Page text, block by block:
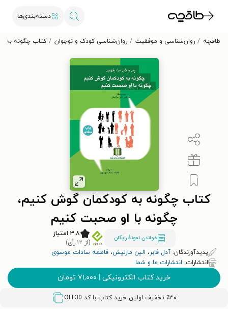
دسته‌بندی‌ها
طاقچه روان‌شناسی و موفقیت روان‌شناسی کودک و نوجوان کتاب چگونه به
کتاب چگونه به کودکمان گوش کنیم،
چگونه با او صحبت کنیم
خواندن نمونۀ رایگان
۳.۸ امتیاز
(از ۱۲ رأی)
پدیدآورندگان: آدل فابر، الین مازلیش، فاطمه سادات موسوی
انتشارات: انتشارات ما و شما
خرید کتاب الکترونیکی | ۷۱,۰۰۰ تومان
٪۳۰ تخفیف اولین خرید کتاب با کد OFF30